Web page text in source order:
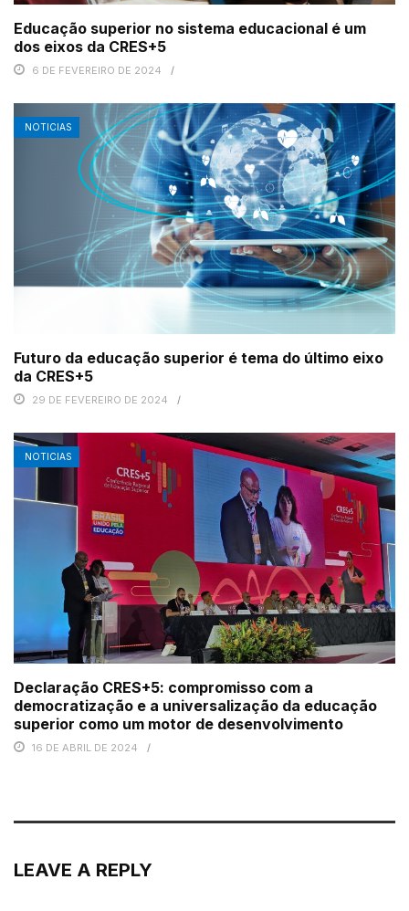
Educação superior no sistema educacional é um
dos eixos da CRES+5
6 DE FEVEREIRO DE 2024
NOTICIAS
Futuro da educação superior é tema do último eixo
da CRES+5
29 DE FEVEREIRO DE 2024
NOTICIAS
Declaração CRES+5: compromisso com a
democratização e a universalização da educação
superior como um motor de desenvolvimento
16 DE ABRIL DE 2024
LEAVE A REPLY